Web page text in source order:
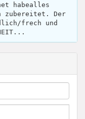
habealles
zubereitet. Der
frech und